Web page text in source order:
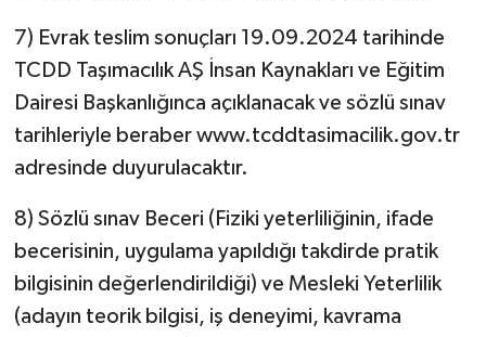
7) Evrak teslim sonuçları 19.09.2024 tarihinde
TCDD Taşımacılık AŞ İnsan Kaynakları ve Eğitim
Dairesi Başkanlığınca açıklanacak ve sözlü sınav
tarihleriyle beraber www.tcddtasimacilik.gov.tr
adresinde duyurulacaktır.
8) Sözlü sınav Beceri (Fiziki yeterliliğinin, ifade
becerisinin, uygulama yapıldığı takdirde pratik
bilgisinin değerlendirildiği) ve Mesleki Yeterlilik
(adayın teorik bilgisi, iş deneyimi, kavrama